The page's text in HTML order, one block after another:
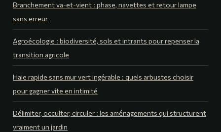
Branchement va-et-vient : phase, navettes et retour lampe
sans erreur
Agroécologie : biodiversité, sols et intrants pour repenser la
transition agricole
Haie rapide sans mur vert ingérable : quels arbustes choisir
pour gagner vite en intimité
Délimiter, occulter, circuler : les aménagements qui structurent
vraiment un jardin